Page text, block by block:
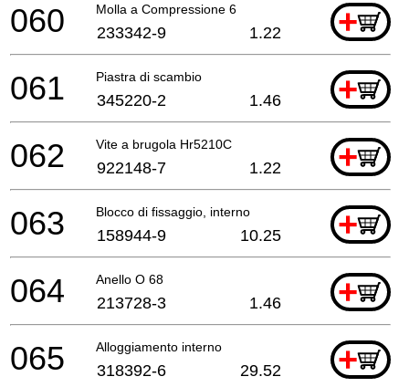
Molla a Compressione 6 +
060 233342-9 1.22
Piastra di scambio +
061 345220-2 1.46
Vite a brugola Hr5210C +
062 922148-7 1.22
Blocco di fissaggio, interno +
063 158944-9 10.25
Anello O 68 +
064 213728-3 1.46
Alloggiamento interno +
065 318392-6 29.52